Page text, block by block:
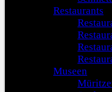
Restaurants
Museen